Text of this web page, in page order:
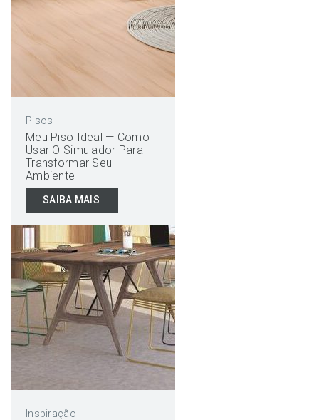
Pisos
Meu Piso Ideal — Como
Usar O Simulador Para
Transformar Seu
Ambiente
SAIBA MAIS
Inspiração